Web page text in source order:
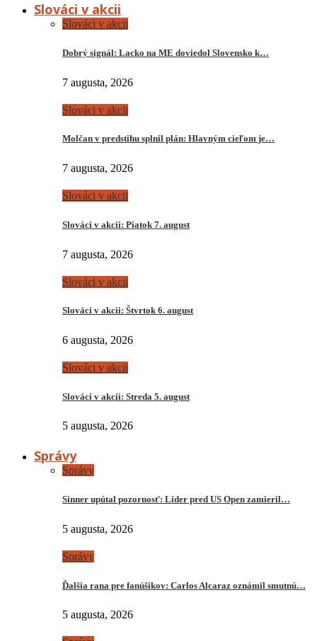
Slováci v akcii
Slováci v akcii
Dobrý signál: Lacko na ME doviedol Slovensko k…
7 augusta, 2026
Slováci v akcii
Molčan v predstihu splnil plán: Hlavným cieľom je…
7 augusta, 2026
Slováci v akcii
Slováci v akcii: Piatok 7. august
7 augusta, 2026
Slováci v akcii
Slováci v akcii: Štvrtok 6. august
6 augusta, 2026
Slováci v akcii
Slováci v akcii: Streda 5. august
5 augusta, 2026
Správy
Správy
Sinner upútal pozornosť: Líder pred US Open zamieril…
5 augusta, 2026
Správy
Ďalšia rana pre fanúšikov: Carlos Alcaraz oznámil smutnú…
5 augusta, 2026